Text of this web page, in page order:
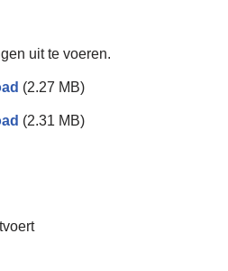
uit te voeren.
(2.27 MB)
(2.31 MB)